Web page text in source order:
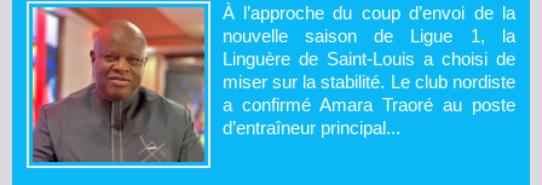
À l’approche du coup d’envoi de la
nouvelle saison de Ligue 1, la
Linguère de Saint-Louis a choisi de
miser sur la stabilité. Le club nordiste
a confirmé Amara Traoré au poste
d’entraîneur principal...